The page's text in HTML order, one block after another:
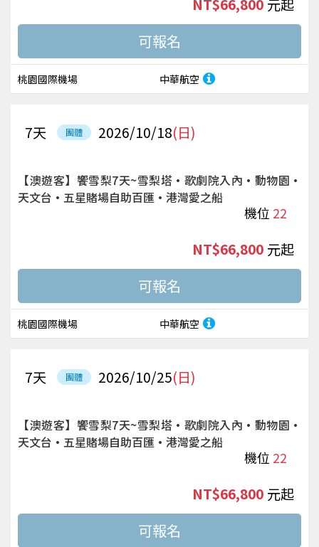
桃園國際機場 中華航空
NT$66,800 起
團體 2026/10/18(日)
7天
【澳遊客】饗雪梨7天~雪梨塔·歌劇院入內·動物園·
天文台·五星賭場自助百匯·港灣愛之船
機位 22
桃園國際機場 中華航空
NT$66,800 起
團體 2026/10/25(日)
7天
【澳遊客】饗雪梨7天~雪梨塔·歌劇院入內·動物園·
天文台·五星賭場自助百匯·港灣愛之船
機位 22
NT$66,800 起